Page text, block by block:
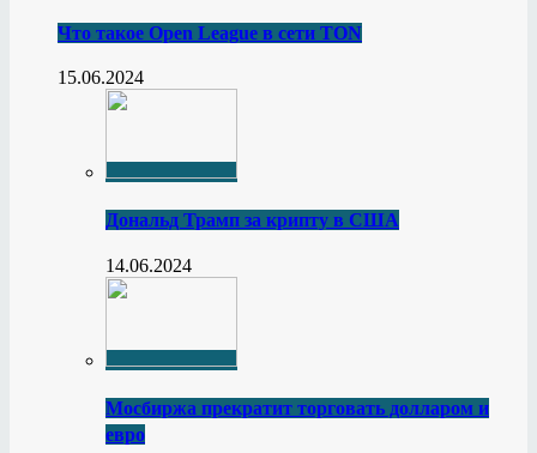
Что такое Open League в сети TON
15.06.2024
Дональд Трамп за крипту в США
14.06.2024
Мосбиржа прекратит торговать долларом и
евро